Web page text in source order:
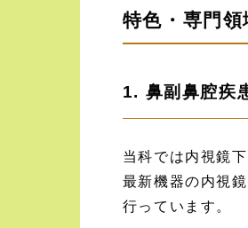
特色・専門領
1. 鼻副鼻腔疾
当科では内視鏡
最新機器の内視
行っています。